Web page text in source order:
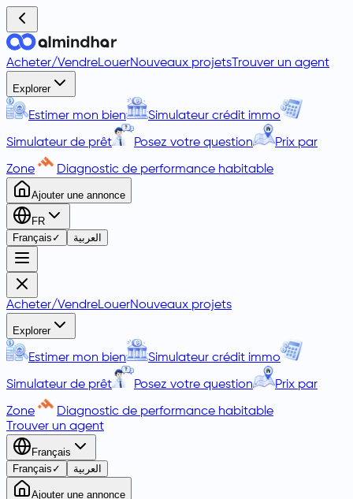
Acheter/VendreLouerNouveaux projets Trouver un agent
Explorer
Estimer mon bien Simulateur crédit immo
Simulateur de prêt Posez votre question Prix par
Zone Diagnostic de performance habitable
Ajouter une annonce
FR
Français ✓ العربية
Acheter/VendreLouerNouveaux projets
Explorer
Estimer mon bien Simulateur crédit immo
Simulateur de prêt Posez votre question Prix par
Zone
Diagnostic de performance habitable
Trouver un agent
Français
Français ✓ العربية
Ajouter une annonce